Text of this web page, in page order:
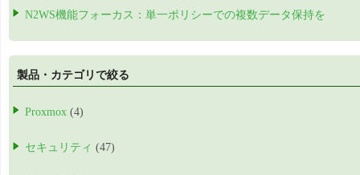
N2WS機能フォーカス：単一ポリシーでの複数データ保持を
製品・カテゴリで絞る
Proxmox (4)
セキュリティ (47)